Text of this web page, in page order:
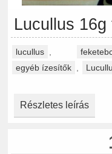
Lucullus
lucullus
egyéb ízesítők
Részletes leírás